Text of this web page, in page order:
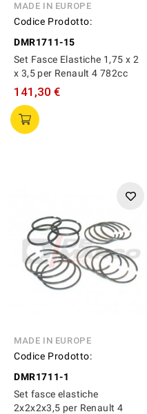
MADE IN EUROPE
Codice Prodotto:
DMR1711-15
Set Fasce Elastiche 1,75 x 2
x 3,5 per Renault 4 782cc
141,30 €
MADE IN EUROPE
Codice Prodotto:
DMR1711-1
Set fasce elastiche
2x2x2x3,5 per Renault 4